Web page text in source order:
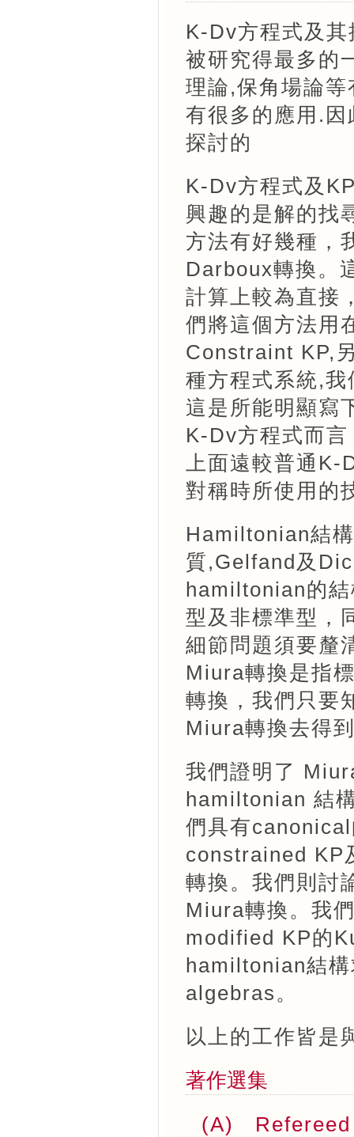
K-Dv方程式及
被研究得最多的
理論,保角場論
有很多的應用.
探討的
K-Dv方程式及
興趣的是解的找
方法有好幾種，
Darboux轉換。
計算上較為直接
們將這個方法用
Constraint KP,
種方程式系統,
這是所能明顯寫
K-Dv方程式而
上面遠較普通
對稱時所使用的
Hamiltonian結
質,Gelfand及
hamiltonian的
型及非標準型，
細節問題須要釐
Miura轉換是指
轉換，我們只要
Miura轉換去得
我們證明了
hamiltonian 結
們具有
constrained KP
轉換。我們則討
Miura轉換。我
modified KP的
hamiltonian結
algebras。
以上的工作皆是
著作選集
(A) Refereed